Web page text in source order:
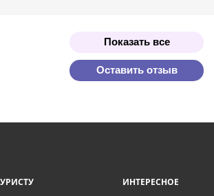
Показать все
Оставить отзыв
ИНТЕРЕСНОЕ